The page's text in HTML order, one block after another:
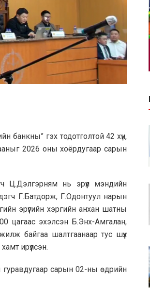
банкны” гэх тодотголтой 42 хүн,
2026 оны хоёрдугаар сарын
Ц.Дэлгэрням нь эрүүл мэндийн
Г.Батдорж, Г.Одонтуул нарын
эрүүгийн хэргийн анхан шатны
цагаас эхэлсэн Б.Энх-Амгалан,
байгаа шалтгаанаар тус шүүх
ирүүлсэн.
гуравдугаар сарын 02-ны өдрийн